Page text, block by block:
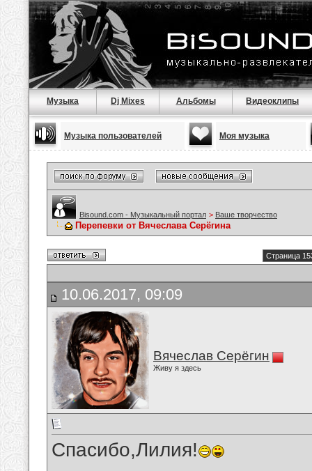
Музыка Dj Mixes Альбомы Видеоклипы
Музыка пользователей Моя музыка
Bisound.com - Музыкальный портал > Ваше творчество
Перепевки от Вячеслава Серёгина
Страница
10.06.2017, 09:09
Вячеслав Серёгин
Живу я здесь
Спасибо,Лилия!